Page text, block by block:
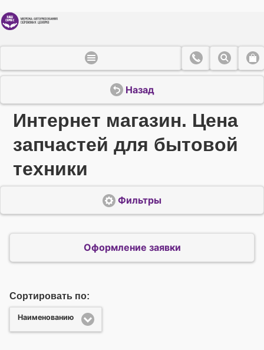
Назад
Интернет магазин. Цена
запчастей для бытовой
техники
Фильтры
Оформление заявки
Сортировать по:
Наименованию